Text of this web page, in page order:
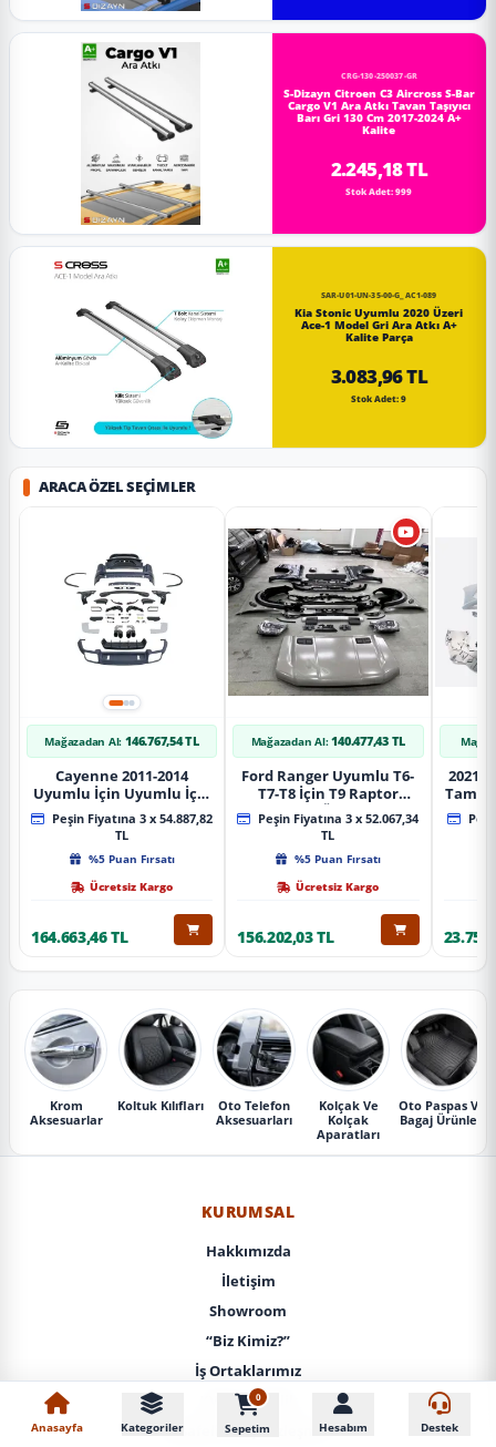
CRG-130-250037-GR
S-Dizayn Citroen C3 Aircross S-Bar
Cargo V1 Ara Atkı Tavan Taşıyıcı
Barı Gri 130 Cm 2017-2024 A+
Kalite
2.245,18 TL
Stok Adet: 999
SAR-U01-UN-35-00-G_AC1-089
Kia Stonic Uyumlu 2020 Üzeri
Ace-1 Model Gri Ara Atkı A+
Kalite Parça
3.083,96 TL
Stok Adet: 9
ARACA ÖZEL SEÇIMLER
Mağazadan Al: 146.767,54 TL
Cayenne 2011-2014
Uyumlu İçin Uyumlu İçin
2019+ Bagaj Facelift
Parça
Peşin Fiyatına 3 x 54.887,82
TL
%5 Puan Fırsatı
Ücretsiz Kargo
164.663,46 TL
Mağazadan Al: 140.477,43 TL
Ford Ranger Uyumlu T6-
T7-T8 İçin T9 Raptor
Dönüşüm (Ön Arka Full)
Parça
Peşin Fiyatına 3 x 52.067,34
TL
%5 Puan Fırsatı
Ücretsiz Kargo
156.202,03 TL
2021+
Krom
Aksesuarlar
Koltuk Kılıfları
Oto Telefon
Aksesuarları
Kolçak Ve
Kolçak
Aparatları
Oto Paspas Ve
Bagaj Ürünleri
KURUMSAL
Hakkımızda
İletişim
Showroom
“Biz Kimiz?”
İş Ortaklarımız
KVKK / Gizlilik
Mesafeli Satış Sözleşmesi
Anasayfa Kategoriler
0
Sepetim Hesabım Destek